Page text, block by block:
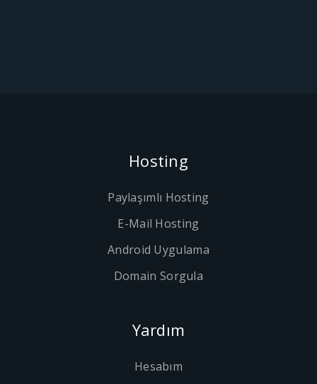
Hosting
Paylaşımlı Hosting
E-Mail Hosting
Android Uygulama
Domain Sorgula
Yardım
Hesabım